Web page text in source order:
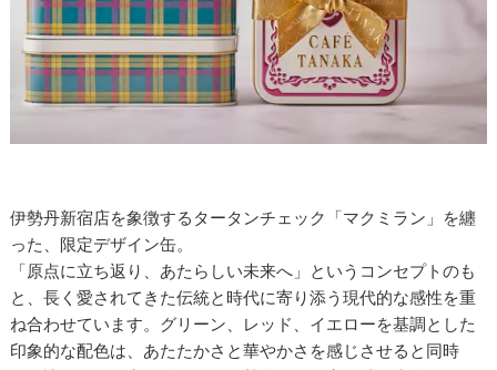
伊勢丹新宿店を象徴するタータンチェック「マクミラン」を纏
った、限定デザイン缶。
「原点に立ち返り、あたらしい未来へ」というコンセプトのも
と、長く愛されてきた伝統と時代に寄り添う現代的な感性を重
ね合わせています。グリーン、レッド、イエローを基調とした
印象的な配色は、あたたかさと華やかさを感じさせると同時